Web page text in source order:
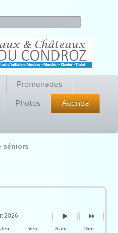
Promenades
Photos
Agenda
séniors
2026
Jeu Ven Sam Dim